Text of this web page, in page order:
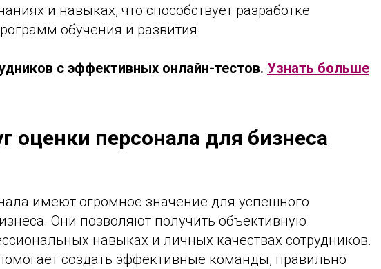
и навыках, что способствует разработке
обучения и развития.
с эффективных онлайн-тестов. Узнать больше
оценки персонала для бизнеса
имеют огромное значение для успешного
Они позволяют получить объективную
навыках и личных качествах сотрудников.
создать эффективные команды, правильно